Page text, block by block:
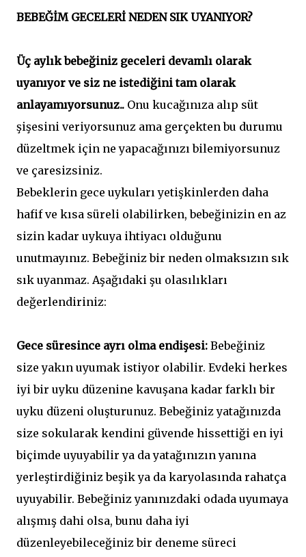
BEBEĞİM GECELERİ NEDEN SIK UYANIYOR?
Üç aylık bebeğiniz geceleri devamlı olarak
uyanıyor ve siz ne istediğini tam olarak
anlayamıyorsunuz.. Onu kucağınıza alıp süt
şişesini veriyorsunuz ama gerçekten bu durumu
düzeltmek için ne yapacağınızı bilemiyorsunuz
ve çaresizsiniz.
Bebeklerin gece uykuları yetişkinlerden daha
hafif ve kısa süreli olabilirken, bebeğinizin en az
sizin kadar uykuya ihtiyacı olduğunu
unutmayınız. Bebeğiniz bir neden olmaksızın sık
sık uyanmaz. Aşağıdaki şu olasılıkları
değerlendiriniz:
Gece süresince ayrı olma endişesi: Bebeğiniz
size yakın uyumak istiyor olabilir. Evdeki herkes
iyi bir uyku düzenine kavuşana kadar farklı bir
uyku düzeni oluşturunuz. Bebeğiniz yatağınızda
size sokularak kendini güvende hissettiği en iyi
biçimde uyuyabilir ya da yatağınızın yanına
yerleştirdiğiniz beşik ya da karyolasında rahatça
uyuyabilir. Bebeğiniz yanınızdaki odada uyumaya
alışmış dahi olsa, bunu daha iyi
düzenleyebileceğiniz bir deneme süreci